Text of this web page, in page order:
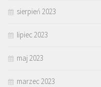
sierpień 2023
lipiec 2023
maj 2023
marzec 2023